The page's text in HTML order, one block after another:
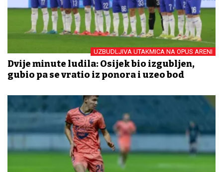
UZBUDLJIVA UTAKMICA NA OPUS ARENI
Dvije minute ludila: Osijek bio izgubljen,
gubio pa se vratio iz ponora i uzeo bod